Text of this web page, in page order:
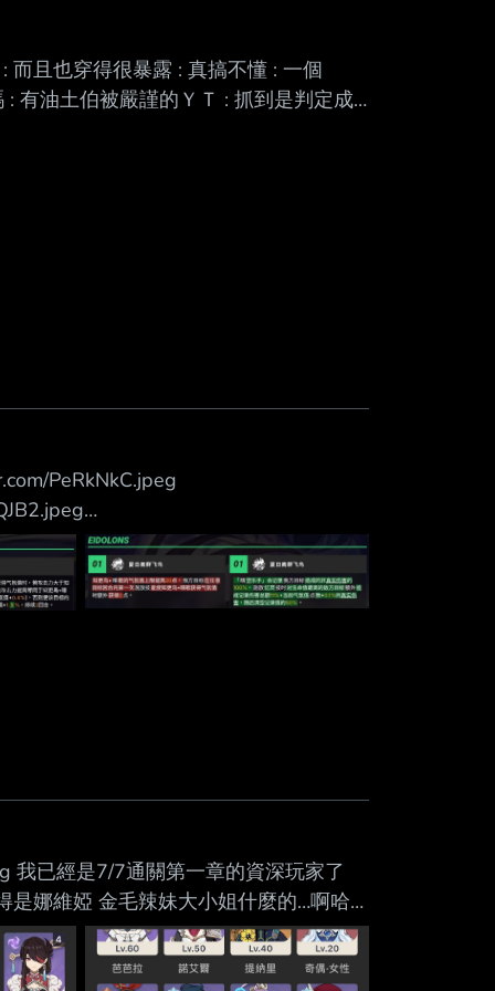
而且也穿得很暴露 : 真搞不懂 : 一個
有油土伯被嚴謹的ＹＴ : 抓到是判定成
PeRkNkC.jpeg
魂效果對調，新二魂還額外多了六魂的
數的火花，V4還繼續加強 很難想像後
我已經是7/7通關第一章的資深玩家了
是娜維婭 金毛辣妹大小姐什麼的…啊哈…
木偶 是想問兩個問題 1.月體系該不該補
電三個比較弱的元素反應被補強 這樣星